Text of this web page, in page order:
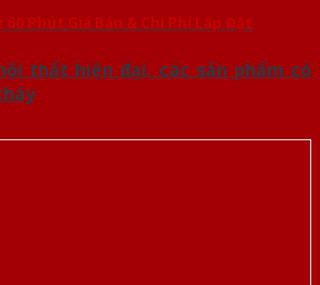
60 Phút Giá Bán & Chi Phí Lắp Đặt
thất hiện đại, các sản phẩm có